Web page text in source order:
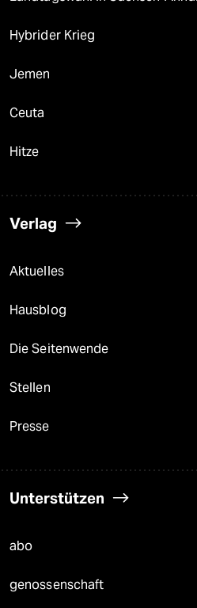
Hybrider Krieg
Jemen
Ceuta
Hitze
Verlag
Aktuelles
Hausblog
Die Seitenwende
Stellen
Presse
Unterstützen
abo
genossenschaft